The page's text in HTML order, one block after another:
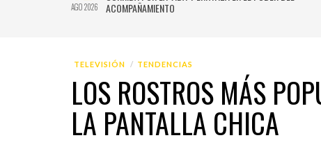
AGO 2026
ACOMPAÑAMIENTO
TELEVISIÓN TENDENCIAS
LOS ROSTROS MÁS
LA PANTALLA CHICA